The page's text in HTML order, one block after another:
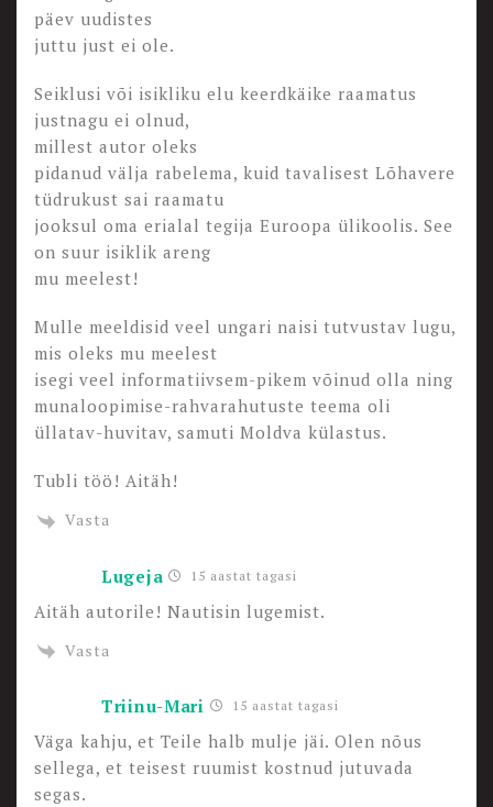
päev uudistes
juttu just ei ole.
Seiklusi või isikliku elu keerdkäike raamatus
justnagu ei olnud,
millest autor oleks
pidanud välja rabelema, kuid tavalisest Lõhavere
tüdrukust sai raamatu
jooksul oma erialal tegija Euroopa ülikoolis. See
on suur isiklik areng
mu meelest!
Mulle meeldisid veel ungari naisi tutvustav lugu,
mis oleks mu meelest
isegi veel informatiivsem-pikem võinud olla ning
munaloopimise-rahvarahutuste teema oli
üllatav-huvitav, samuti Moldva külastus.
Tubli töö! Aitäh!
Vasta
Lugeja 15 aastat tagasi
Aitäh autorile! Nautisin lugemist.
Vasta
Triinu-Mari 15 aastat tagasi
Väga kahju, et Teile halb mulje jäi. Olen nõus
sellega, et teisest ruumist kostnud jutuvada
segas.